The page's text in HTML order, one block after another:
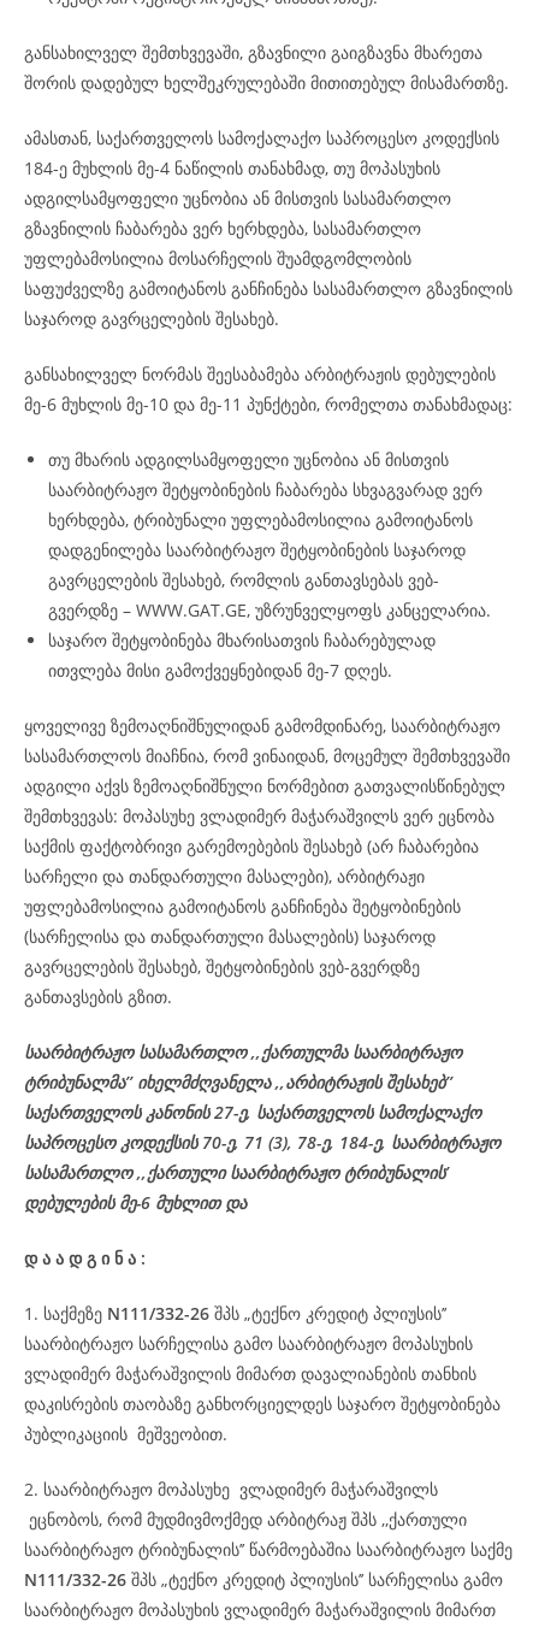
განსახილველ შემთხვევაში, გზავნილი გაიგზავნა მხარეთა
შორის დადებულ ხელშეკრულებაში მითითებულ მისამართზე.
ამასთან, საქართველოს სამოქალაქო საპროცესო კოდექსის
184-ე მუხლის მე-4 ნაწილის თანახმად, თუ მოპასუხის
ადგილსამყოფელი უცნობია ან მისთვის სასამართლო
გზავნილის ჩაბარება ვერ ხერხდება, სასამართლო
უფლებამოსილია მოსარჩელის შუამდგომლობის
საფუძველზე გამოიტანოს განჩინება სასამართლო გზავნილის
საჯაროდ გავრცელების შესახებ.
განსახილველ ნორმას შეესაბამება არბიტრაჟის დებულების
მე-6 მუხლის მე-10 და მე-11 პუნქტები, რომელთა თანახმადაც:
თუ მხარის ადგილსამყოფელი უცნობია ან მისთვის
საარბიტრაჟო შეტყობინების ჩაბარება სხვაგვარად ვერ
ხერხდება, ტრიბუნალი უფლებამოსილია გამოიტანოს
დადგენილება საარბიტრაჟო შეტყობინების საჯაროდ
გავრცელების შესახებ, რომლის განთავსებას ვებ-
გვერდზე – WWW.GAT.GE, უზრუნველყოფს კანცელარია.
საჯარო შეტყობინება მხარისათვის ჩაბარებულად
ითვლება მისი გამოქვეყნებიდან მე-7 დღეს.
ყოველივე ზემოაღნიშნულიდან გამომდინარე, საარბიტრაჟო
სასამართლოს მიაჩნია, რომ ვინაიდან, მოცემულ შემთხვევაში
ადგილი აქვს ზემოაღნიშნული ნორმებით გათვალისწინებულ
შემთხვევას: მოპასუხე ვლადიმერ მაჭარაშვილს ვერ ეცნობა
საქმის ფაქტობრივი გარემოებების შესახებ (არ ჩაბარებია
სარჩელი და თანდართული მასალები), არბიტრაჟი
უფლებამოსილია გამოიტანოს განჩინება შეტყობინების
(სარჩელისა და თანდართული მასალების) საჯაროდ
გავრცელების შესახებ, შეტყობინების ვებ-გვერდზე
განთავსების გზით.
საარბიტრაჟო სასამართლო ,,ქართულმა საარბიტრაჟო
ტრიბუნალმა’’ იხელმძღვანელა,,არბიტრაჟის შესახებ’’
საქართველოს კანონის 27-ე, საქართველოს სამოქალაქო
საპროცესო კოდექსის 70-ე, 71 (3), 78-ე, 184-ე, საარბიტრაჟო
სასამართლო ,,ქართული საარბიტრაჟო ტრიბუნალის’
დებულების მე-6 მუხლით და
დ ა ა დ გ ი ნ ა :
1. საქმეზე N111/332-26 შპს „ტექნო კრედიტ პლიუსის’’
საარბიტრაჟო სარჩელისა გამო საარბიტრაჟო მოპასუხის
ვლადიმერ მაჭარაშვილის მიმართ დავალიანების თანხის
დაკისრების თაობაზე განხორციელდეს საჯარო შეტყობინება
პუბლიკაციის მეშვეობით.
2. საარბიტრაჟო მოპასუხე ვლადიმერ მაჭარაშვილს
ეცნობოს, რომ მუდმივმოქმედ არბიტრაჟ შპს ,,ქართული
საარბიტრაჟო ტრიბუნალის’’ წარმოებაშია საარბიტრაჟო საქმე
N111/332-26 შპს „ტექნო კრედიტ პლიუსის’’ სარჩელისა გამო
საარბიტრაჟო მოპასუხის ვლადიმერ მაჭარაშვილის მიმართ